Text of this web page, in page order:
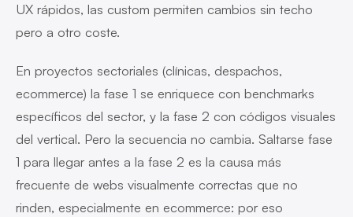
UX rápidos, las custom permiten cambios sin techo
pero a otro coste.
En proyectos sectoriales (clínicas, despachos,
ecommerce) la fase 1 se enriquece con benchmarks
específicos del sector, y la fase 2 con códigos visuales
del vertical. Pero la secuencia no cambia. Saltarse fase
1 para llegar antes a la fase 2 es la causa más
frecuente de webs visualmente correctas que no
rinden, especialmente en ecommerce: por eso